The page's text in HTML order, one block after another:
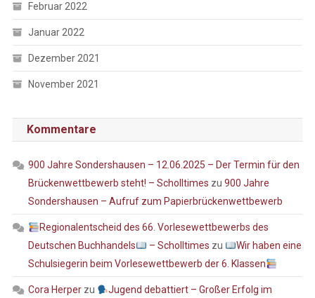
Februar 2022
Januar 2022
Dezember 2021
November 2021
Kommentare
900 Jahre Sondershausen – 12.06.2025 – Der Termin für den
Brückenwettbewerb steht! – Scholltimes zu 900 Jahre
Sondershausen – Aufruf zum Papierbrückenwettbewerb
Regionalentscheid des 66. Vorlesewettbewerbs des
Deutschen Buchhandels
– Scholltimes zu
Wir haben eine
Schulsiegerin beim Vorlesewettbewerb der 6. Klassen
Cora Herperzu
Jugend debattiert – Großer Erfolg im